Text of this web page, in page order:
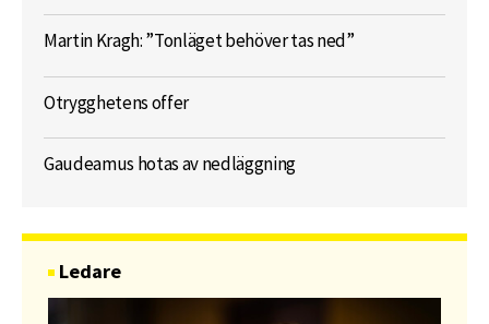
Martin Kragh: ”Tonläget behöver tas ned”
Otrygghetens offer
Gaudeamus hotas av nedläggning
Ledare